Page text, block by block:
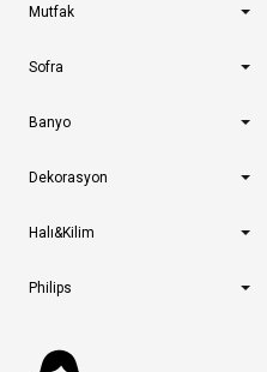
Mutfak
Sofra
Banyo
Dekorasyon
Halı&Kilim
Philips